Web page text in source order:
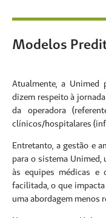
Modelos
Atualmente, a
dizem respeito à
da operadora
clínicos/hospitalares
Entretanto, a gestão e
para o sistema Unimed,
às equipes médicas e
facilitada, o que
uma abordagem menos